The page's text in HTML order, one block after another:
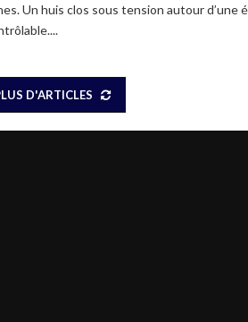
Un huis clos sous tension autour d’une
D'ARTICLES